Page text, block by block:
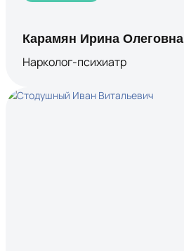
Карамян Ирина Олеговна
Нарколог-психиатр